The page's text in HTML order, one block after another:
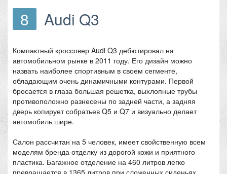
8 Audi Q3
Компактный кроссовер Audi Q3 дебютировал на
автомобильном рынке в 2011 году. Его дизайн можно
назвать наиболее спортивным в своем сегменте,
обладающим очень динамичными контурами. Первой
бросается в глаза большая решетка, выхлопные трубы
противоположно разнесены по задней части, а задняя
дверь копирует собратьев Q5 и Q7 и визуально делает
автомобиль шире.
Салон рассчитан на 5 человек, имеет свойственную всем
моделям бренда отделку из дорогой кожи и приятного
пластика. Багажное отделение на 460 литров легко
превращается в 1365 литров при сложенных сиденьях.